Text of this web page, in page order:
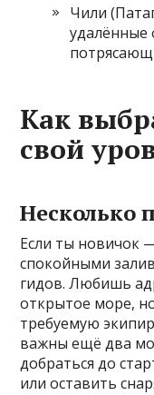
Чили
удалённые
Как
свой
Несколько
Если ты новичок
спокойными
гидов. Любишь
открытое море,
требуемую
важны ещё два
добраться до
или оставить